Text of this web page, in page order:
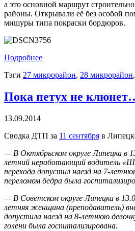
а это основной маршрут
районы. Открывали её без особой
мишуры типа покраски бордюров.
Подробнее
Тэги 27 микрорайон, 28 микрорайон,
Пока петух не
13.09.2014
Сводка ДТП за 11 сентября в
— В Октябрьском округе Липецка в
летний неработающий водитель
перехода допустил наезд на 7-
переломом бедра была
— В Советском округе Липецка в
летняя женщина (преподаватель)
допустила наезд на 8-летнюю
голени была госпитализирована.